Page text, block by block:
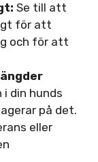
Se till att
för att
och för att
i din hunds
på det.
eller